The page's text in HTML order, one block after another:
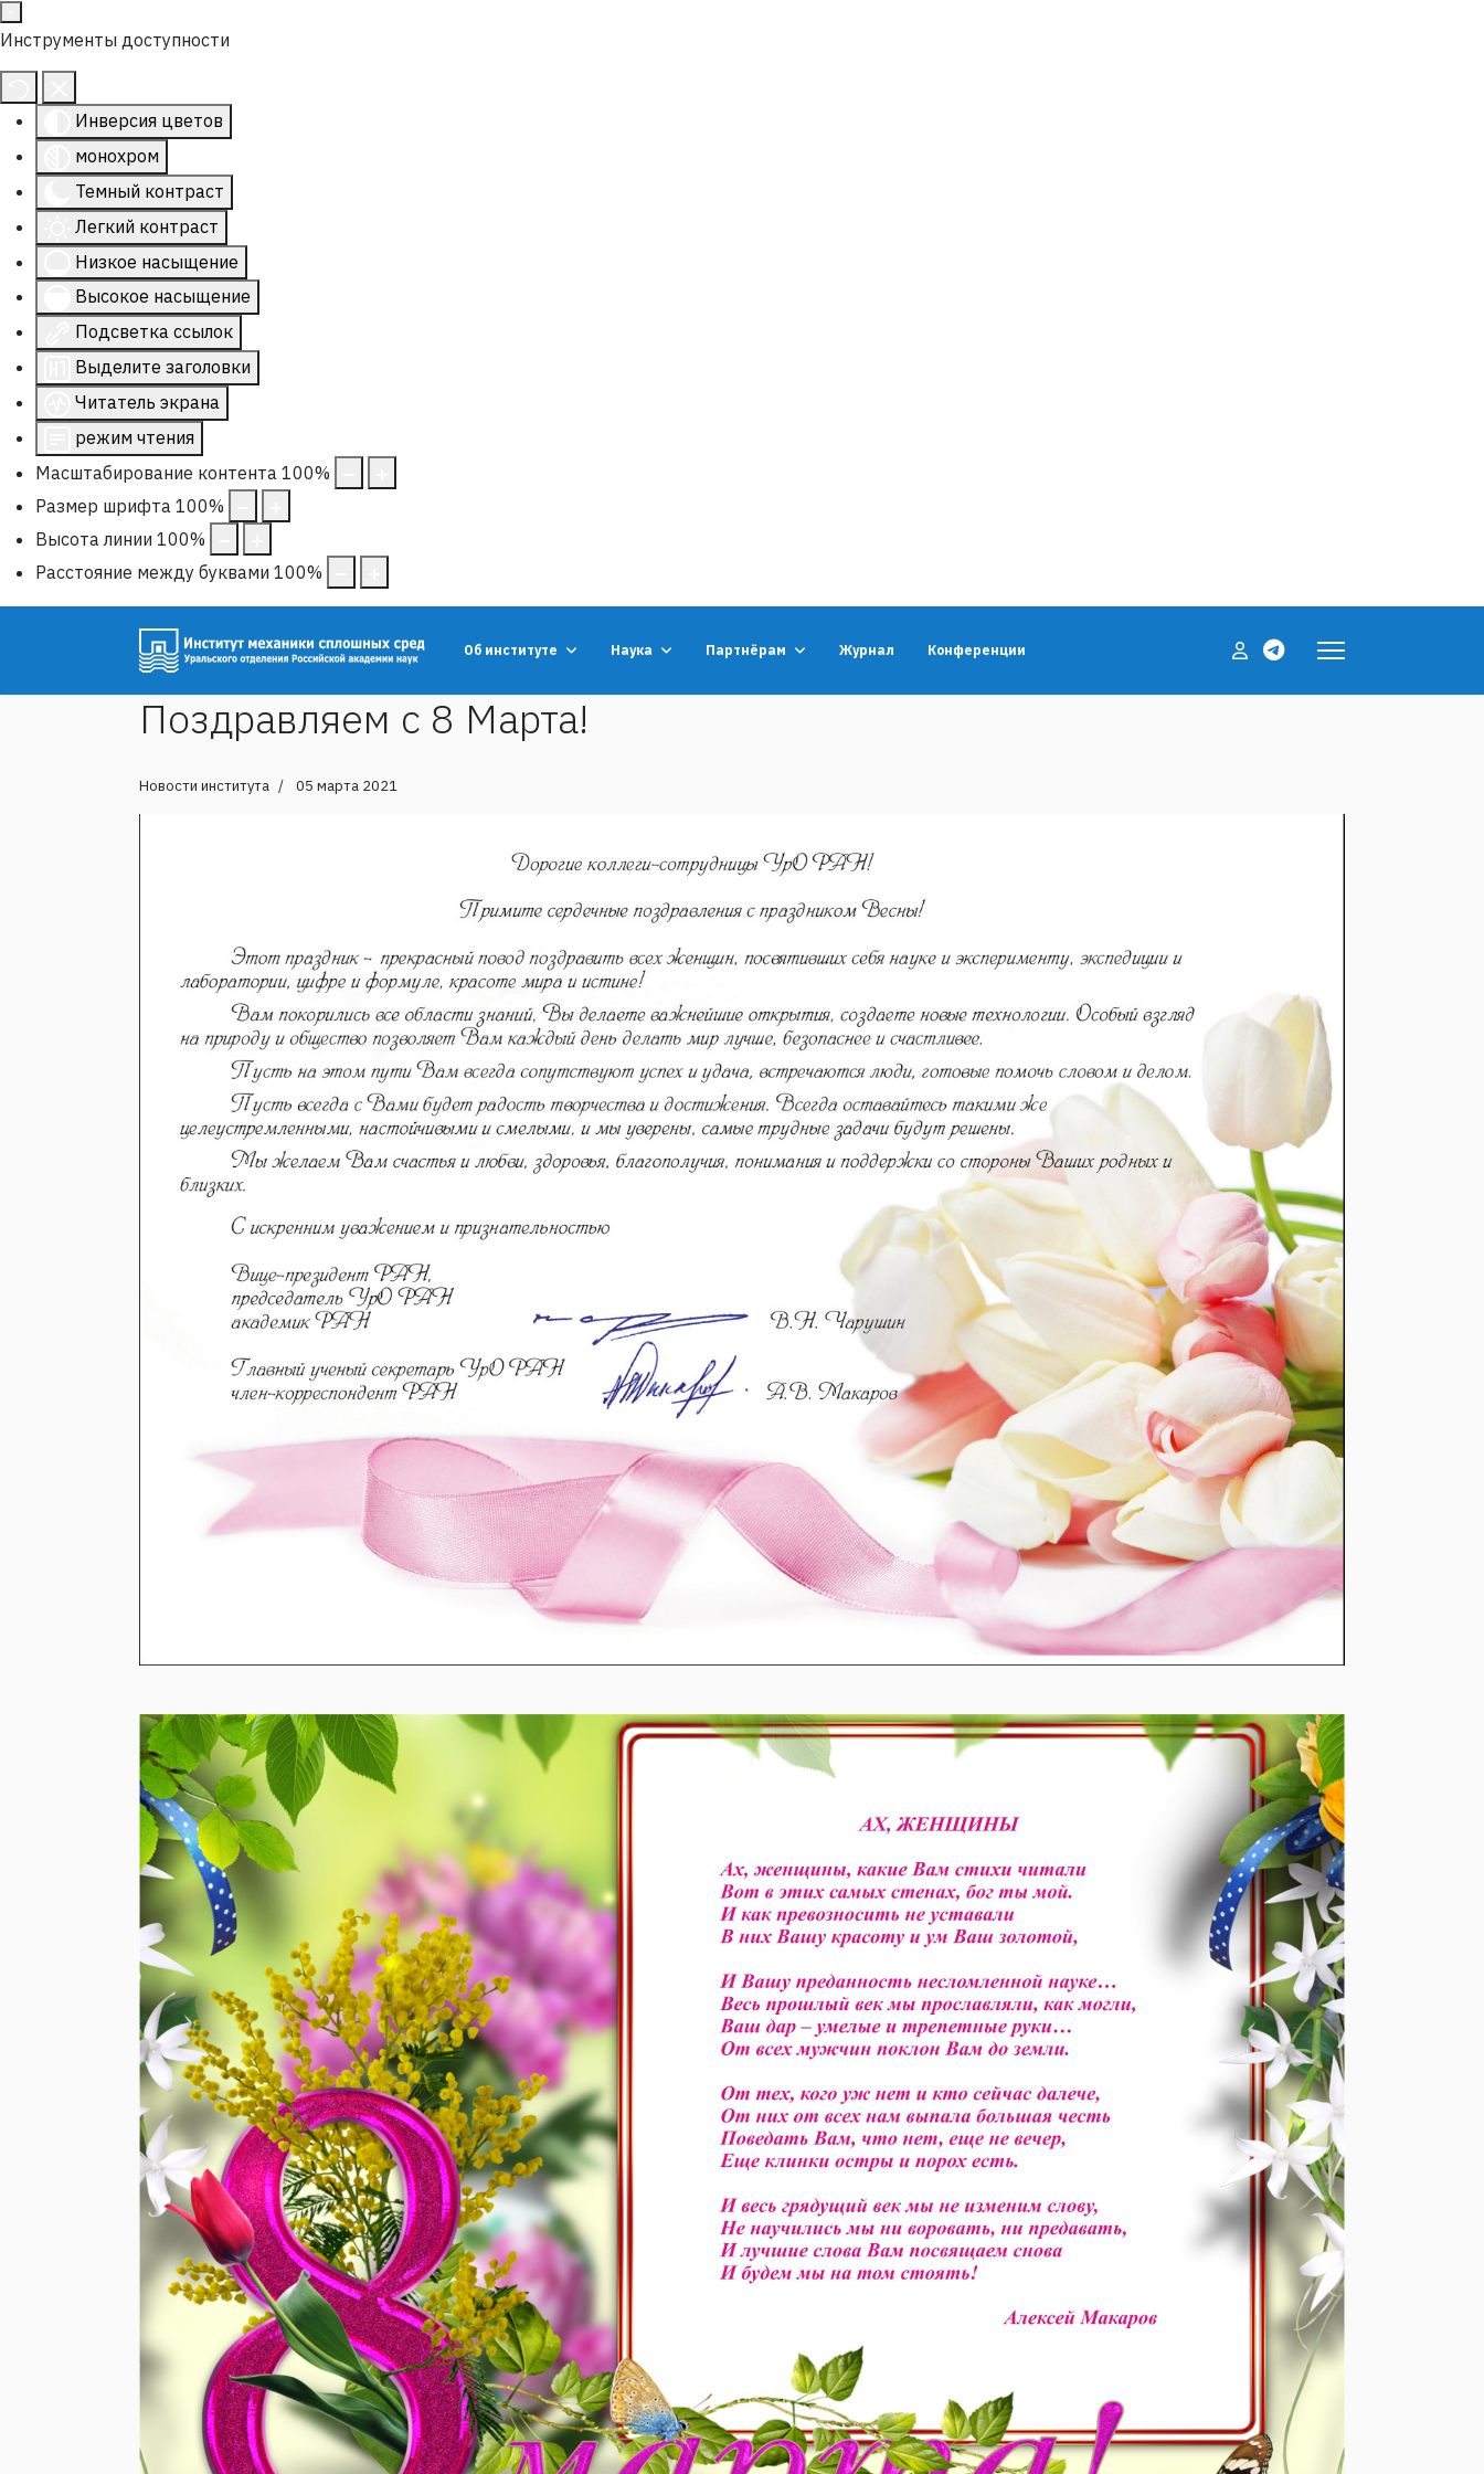
Инструменты доступности
Инверсия цветов
монохром
Темный контраст
Легкий контраст
Низкое насыщение
Высокое насыщение
Подсветка ссылок
Выделите заголовки
Читатель экрана
режим чтения
Масштабирование контента 100%
Размер шрифта 100%
Высота линии 100%
Расстояние между буквами 100%
Об институте Наука Партнёрам Журнал Конференции
Поздравляем с 8 Марта!
Новости института 05 марта 2021